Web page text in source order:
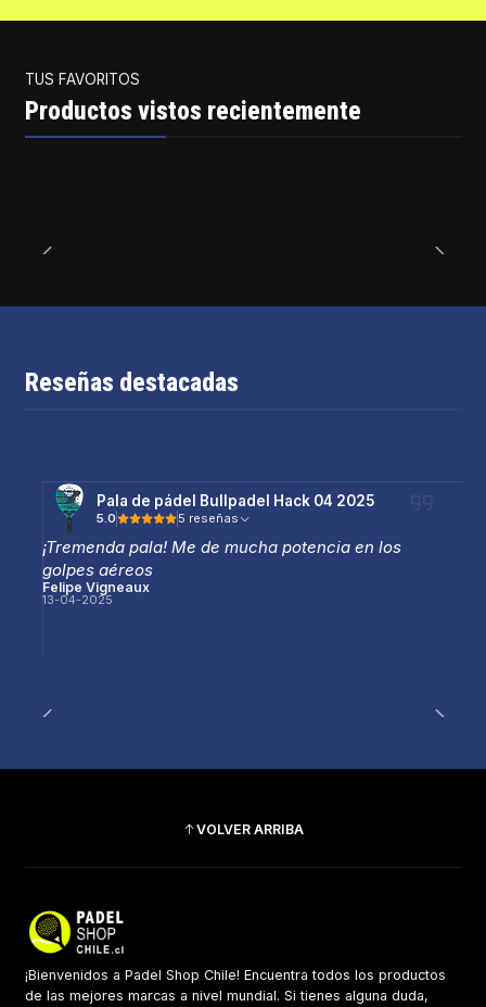
TUS FAVORITOS
Productos vistos recientemente
Reseñas destacadas
Pala de pádel Bullpadel Hack 04 2025
5.0 5 reseñas
¡Tremenda pala! Me de mucha potencia en los
golpes aéreos
Felipe Vigneaux
13-04-2025
VOLVER ARRIBA
¡Bienvenidos a Padel Shop Chile! Encuentra todos los productos
de las mejores marcas a nivel mundial. Si tienes alguna duda,